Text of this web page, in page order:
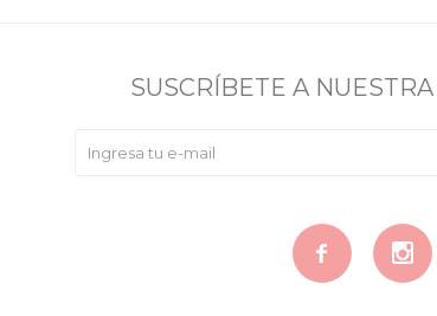
SUSCRÍBETE A
 